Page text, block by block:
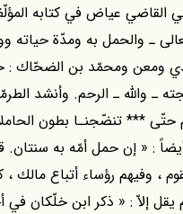
القاضي عياض في كتابه
ـ والحمل به ومدّة
ومعن ومحمّد بن الضحّاك :
ـ والله ـ الرحم. وأنشد
حتّى *** تنضّجنـا بطون
: « إن حمل أمّه به سنتان.
، وفيهم رؤساء أتباع مالك
يقل إلاّ : « ذكر ابن خلّكان